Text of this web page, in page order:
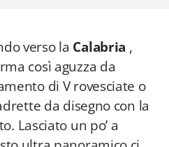
verso la Calabria ,
così aguzza da
di V rovesciate o
da disegno con la
Lasciato un po’ a